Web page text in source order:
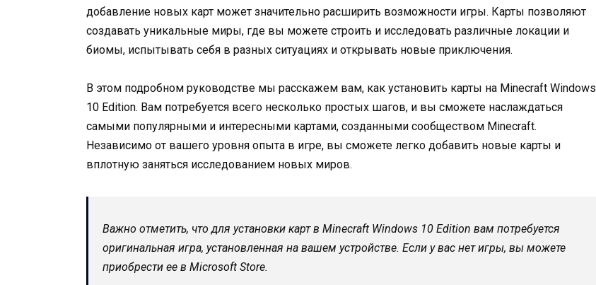
добавление новых карт может значительно расширить возможности игры. Карты позволяют
создавать уникальные миры, где вы можете строить и исследовать различные локации и
биомы, испытывать себя в разных ситуациях и открывать новые приключения.
В этом подробном руководстве мы расскажем вам, как установить карты на Minecraft Windows
10 Edition. Вам потребуется всего несколько простых шагов, и вы сможете наслаждаться
самыми популярными и интересными картами, созданными сообществом Minecraft.
Независимо от вашего уровня опыта в игре, вы сможете легко добавить новые карты и
вплотную заняться исследованием новых миров.
Важно отметить, что для установки карт в Minecraft Windows 10 Edition вам потребуется
оригинальная игра, установленная на вашем устройстве. Если у вас нет игры, вы можете
приобрести ее в Microsoft Store.